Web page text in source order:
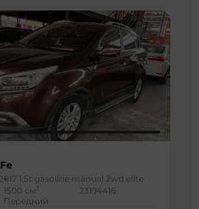
2017 1.5t gasoline manual 2wd elite
1500 см 3
Передний
23194416